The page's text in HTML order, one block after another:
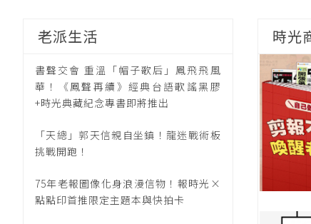
老派生活
書聲交會 重溫「帽子歌后」鳳飛飛風
華！《鳳聲再續》經典台語歌謠黑膠
+時光典藏紀念專書即將推出
「天總」郭天信親自坐鎮！龍迷戰術板
挑戰開跑！
75年老報圖像化身浪漫信物！報時光×
點點印首推限定主題本與快拍卡
時光